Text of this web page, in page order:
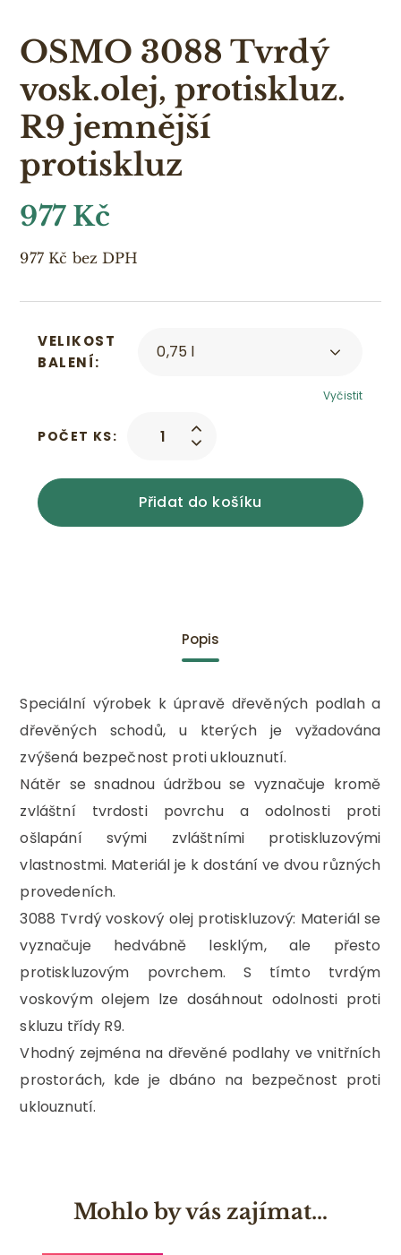
OSMO 3088 Tvrdý
vosk.olej, protiskluz.
R9 jemnější
protiskluz
977 Kč
977 Kč bez DPH
VELIKOST
BALENÍ
Vyčistit
POČET KS:
Přidat do košíku
Popis
Speciální výrobek k úpravě dřevěných podlah a
dřevěných schodů, u kterých je vyžadována
zvýšená bezpečnost proti uklouznutí.
Nátěr se snadnou údržbou se vyznačuje kromě
zvláštní tvrdosti povrchu a odolnosti proti
ošlapání svými zvláštními protiskluzovými
vlastnostmi. Materiál je k dostání ve dvou různých
provedeních.
3088 Tvrdý voskový olej protiskluzový: Materiál se
vyznačuje hedvábně lesklým, ale přesto
protiskluzovým povrchem. S tímto tvrdým
voskovým olejem lze dosáhnout odolnosti proti
skluzu třídy R9.
Vhodný zejména na dřevěné podlahy ve vnitřních
prostorách, kde je dbáno na bezpečnost proti
uklouznutí.
Mohlo by vás zajímat…